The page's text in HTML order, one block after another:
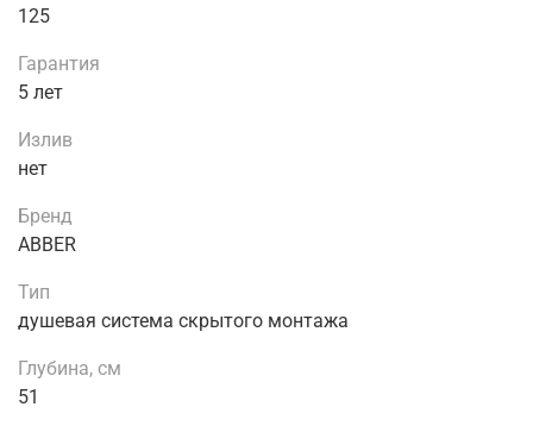
125
Гарантия
5 лет
Излив
нет
Бренд
ABBER
Тип
душевая система скрытого монтажа
Глубина, см
51